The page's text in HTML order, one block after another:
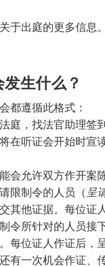
于出庭的更多信息。
生什么？
都遵循此格式：
庭，找法官助理签
在听证会开始时宣
会允许双方作开案
限制令的人员（ 呈
其他证据。每位证
令所针对的人员接
每位证人作证后，
有一次机会作证、